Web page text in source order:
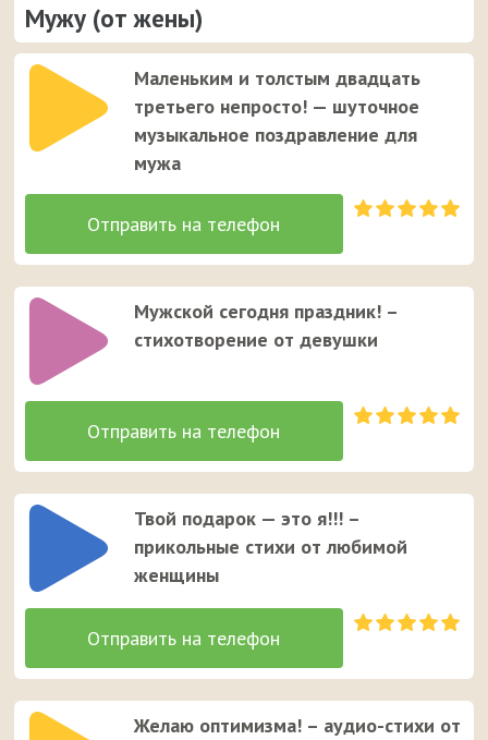
Мужу (от жены)
Маленьким и толстым двадцать
третьего непросто! — шуточное
музыкальное поздравление для
мужа
Мужской сегодня праздник! –
стихотворение от девушки
Твой подарок — это я!!! –
прикольные стихи от любимой
женщины
Желаю оптимизма! – аудио-стихи от